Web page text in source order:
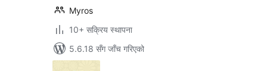
Myros
10+ सक्रिय स्थापना
5.6.18 सँग जाँच गरिएको